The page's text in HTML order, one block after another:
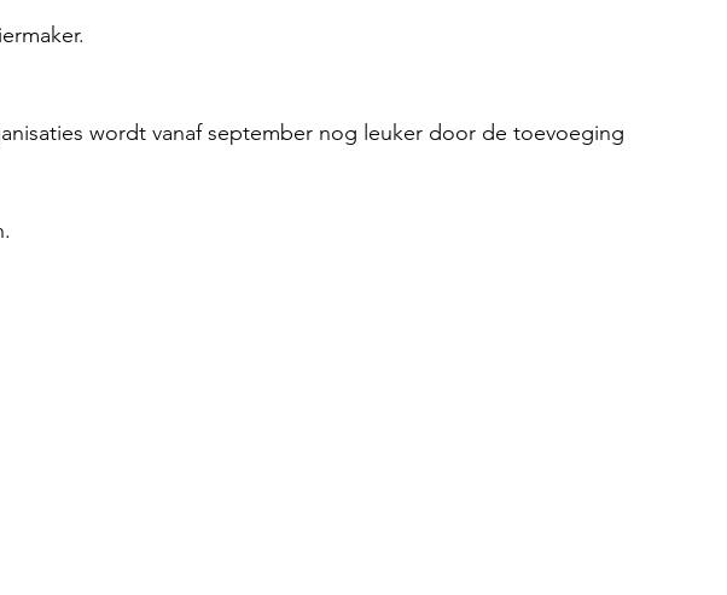
wordt vanaf september nog leuker door de toevoeging